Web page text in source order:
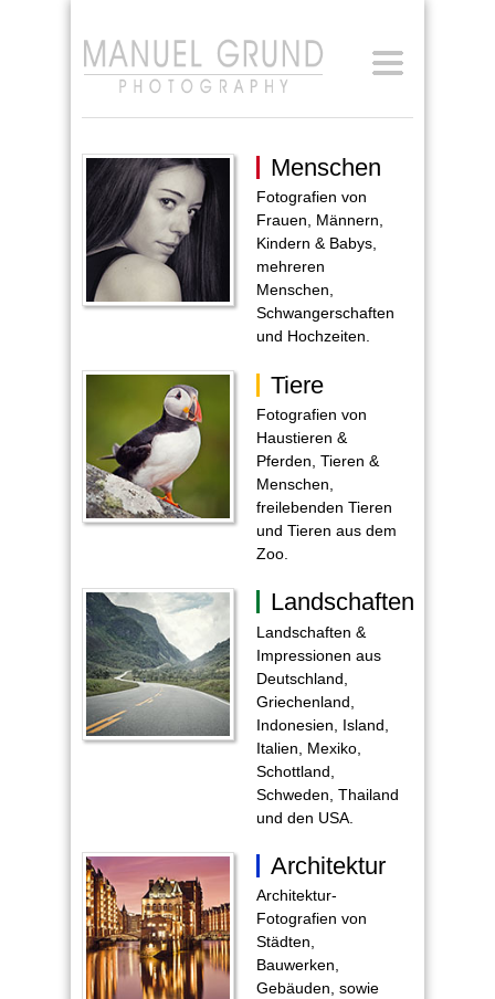
Menschen
Fotografien von
Frauen, Männern,
Kindern & Babys,
mehreren
Menschen,
Schwangerschaften
und Hochzeiten.
Tiere
Fotografien von
Haustieren &
Pferden, Tieren &
Menschen,
freilebenden Tieren
und Tieren aus dem
Zoo.
Landschaften
Landschaften &
Impressionen aus
Deutschland,
Griechenland,
Indonesien, Island,
Italien, Mexiko,
Schottland,
Schweden, Thailand
und den USA.
Architektur
Architektur-
Fotografien von
Städten,
Bauwerken,
Gebäuden, sowie